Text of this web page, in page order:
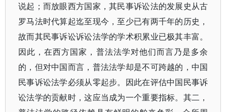
说起；而放眼西方国家，其民事诉讼法的发展史从古
罗马法时代算起迄至现今，至少已有两千年的历史，
故而其民事诉讼诉讼法学的学术积累业已极其丰富。
因此，在西方国家，普法法学对他们而言乃是多余
的，但对中国而言，普法法学却是不可跨越的，中国
民事诉讼法学必须从零起步。因此在评估中国民事诉
讼法学的贡献时，这应当成为一个重要指标。其二，